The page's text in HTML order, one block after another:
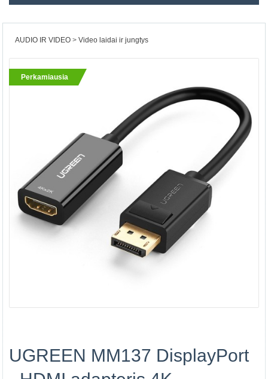
AUDIO IR VIDEO Video laidai ir jungtys
Perkamiausia
UGREEN MM137 DisplayPort